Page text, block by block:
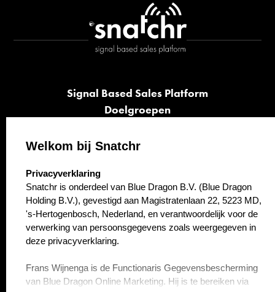
Signal Based Sales Platform
Doelgroepen
Opvolging
Over ons
Contact
Welkom bij Snatchr
select language
Privacyverklaring
Snatchr is onderdeel van Blue Dragon B.V. (Blue Dragon
Holding B.V.), gevestigd aan Magistratenlaan 22, 5223 MD,
's-Hertogenbosch, Nederland, en verantwoordelijk voor de
verwerking van persoonsgegevens zoals weergegeven in
deze privacyverklaring.
Frans Wijnenga is de Functionaris Gegevensbescherming
van Blue Dragon Online Marketing. Hij is te bereiken via